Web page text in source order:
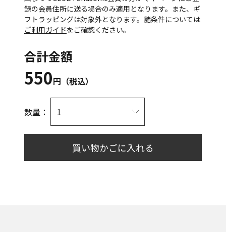
録の会員住所に送る場合のみ適用となります。また、ギ
フトラッピングは対象外となります。諸条件については
ご利用ガイドをご確認ください。
合計金額
550円（税込）
数量：
買い物かごに入れる